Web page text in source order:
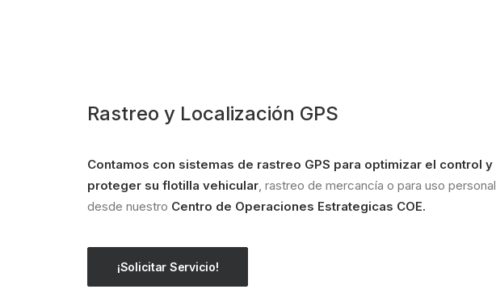
Rastreo y Localización GPS
Contamos con sistemas de rastreo GPS para optimizar el control y
proteger su flotilla vehicular, rastreo de mercancía o para uso personal
desde nuestro Centro de Operaciones Estrategicas COE.
¡Solicitar Servicio!